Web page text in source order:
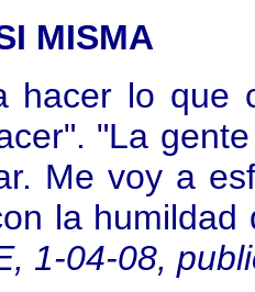
MISMA
hacer lo que
"La
Me voy a
la humildad
1-04-08,